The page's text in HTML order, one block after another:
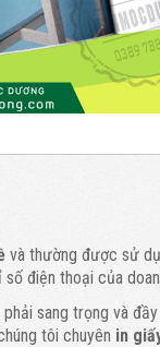
và thường được sử
điện thoại của
sang trọng và
tôi chuyên in